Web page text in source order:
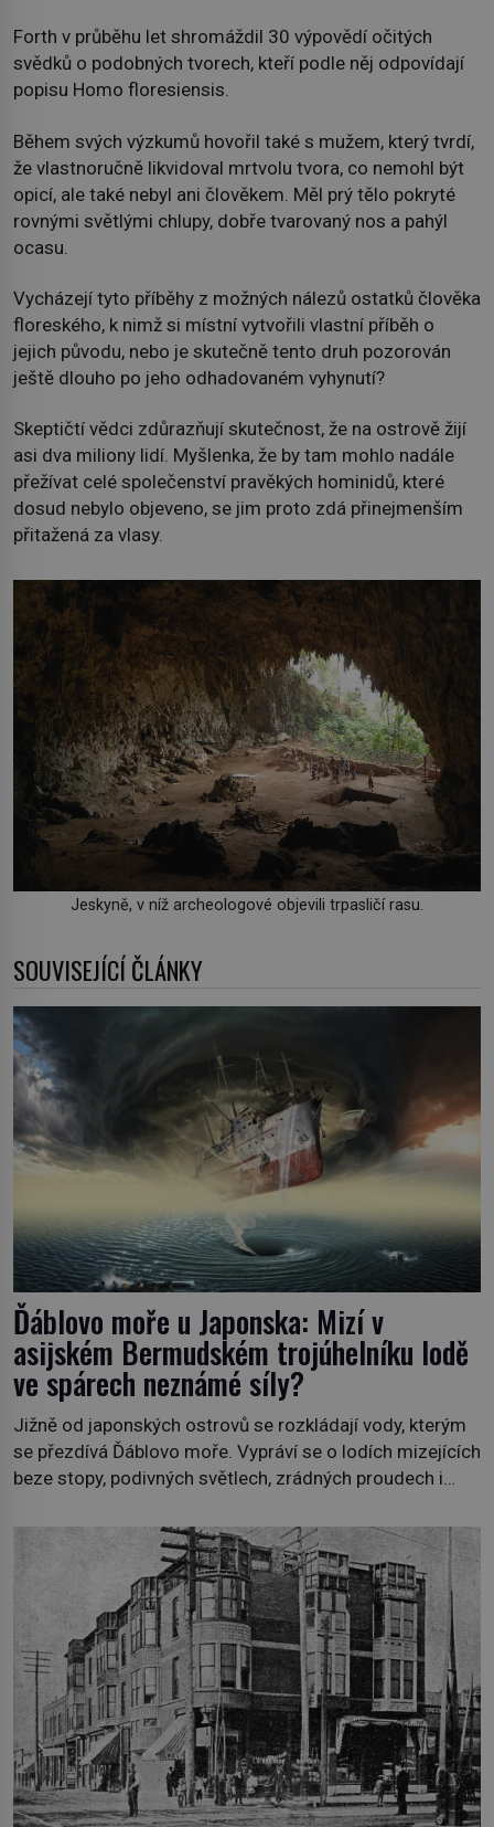
Forth v průběhu let shromáždil 30 výpovědí očitých
svědků o podobných tvorech, kteří podle něj odpovídají
popisu Homo floresiensis.
Během svých výzkumů hovořil také s mužem, který tvrdí,
že vlastnoručně likvidoval mrtvolu tvora, co nemohl být
opicí, ale také nebyl ani člověkem. Měl prý tělo pokryté
rovnými světlými chlupy, dobře tvarovaný nos a pahýl
ocasu.
Vycházejí tyto příběhy z možných nálezů ostatků člověka
floreského, k nimž si místní vytvořili vlastní příběh o
jejich původu, nebo je skutečně tento druh pozorován
ještě dlouho po jeho odhadovaném vyhynutí?
Skeptičtí vědci zdůrazňují skutečnost, že na ostrově žijí
asi dva miliony lidí. Myšlenka, že by tam mohlo nadále
přežívat celé společenství pravěkých hominidů, které
dosud nebylo objeveno, se jim proto zdá přinejmenším
přitažená za vlasy.
Jeskyně, v níž archeologové objevili trpasličí rasu.
SOUVISEJÍCÍ ČLÁNKY
Ďáblovo moře u Japonska: Mizí v
asijském Bermudském trojúhelníku lodě
ve spárech neznámé síly?
Jižně od japonských ostrovů se rozkládají vody, kterým
se přezdívá Ďáblovo moře. Vypráví se o lodích mizejících
beze stopy, podivných světlech, zrádných proudech i
dávných legendách. Je tichomořský Dračí trojúhelník
skutečně prokletým místem, nebo se zde jen
nebezpečná příroda proměnila v jednu z
nejpůsobivějších námořních záhad? […]